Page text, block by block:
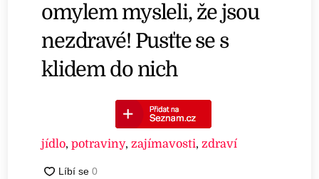
omylem mysleli, že jsou
nezdravé! Pusťte se s
klidem do nich
jídlo,potraviny, zajímavosti, zdraví